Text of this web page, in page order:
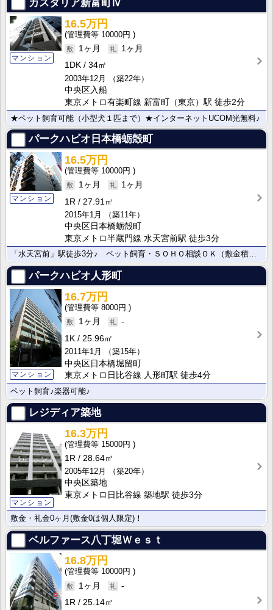
カスタリア新富町Ⅳ
マンション
16.5万円
10000円
1ヶ月
1ヶ月
1DK
34㎡
2003年12月
（築22年）
中央区入船
東京メトロ有楽町線 新富町（東京）駅 徒歩2分
★ペット飼育可能（小型犬１匹まで）★インターネットUCOM光無料♪
パークハビオ日本橋蛎殻町
マンション
16.5万円
10000円
1ヶ月
1ヶ月
1R
27.91㎡
2015年1月
（築11年）
中央区日本橋蛎殻町
東京メトロ半蔵門線 水天宮前駅 徒歩3分
「水天宮前」駅徒歩3分♪ ペット飼育・ＳＯＨＯ相談ＯＫ（敷金積増1ヶ月）
パークハビオ人形町
マンション
16.7万円
8000円
1ヶ月
-
1K
25.96㎡
2011年1月
（築15年）
中央区日本橋堀留町
東京メトロ日比谷線 人形町駅 徒歩4分
ペット飼育♪楽器可能♪
レジディア築地
マンション
16.3万円
15000円
1R
28.64㎡
2005年12月
（築20年）
中央区築地
東京メトロ日比谷線 築地駅 徒歩3分
敷金・礼金0ヶ月(敷金0は個人限定)！
ベルファース八丁堀Ｗｅｓｔ
16.8万円
10000円
1ヶ月
-
1R
25.14㎡